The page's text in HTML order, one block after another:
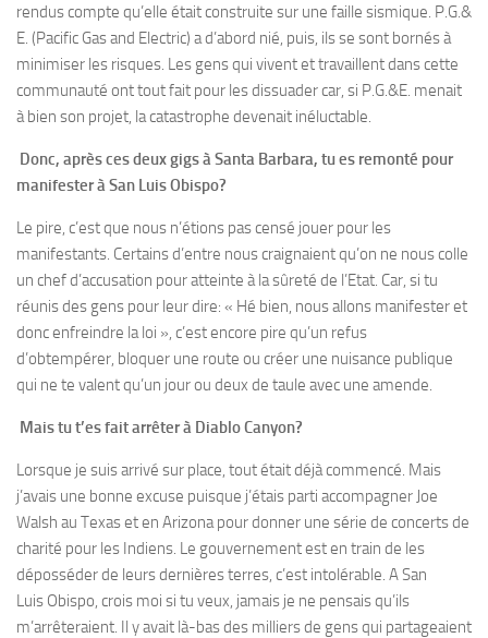
rendus compte qu’elle était construite sur une faille sismique. P.G.&
E. (Pacific Gas and Electric) a d’abord nié, puis, ils se sont bornés à
minimiser les risques. Les gens qui vivent et travaillent dans cette
communauté ont tout fait pour les dissuader car, si P.G.&E. menait
à bien son projet, la catastrophe devenait inéluctable.
Donc, après ces deux gigs à Santa Barbara, tu es remonté pour
manifester à San Luis Obispo?
Le pire, c’est que nous n’étions pas censé jouer pour les
manifestants. Certains d’entre nous craignaient qu’on ne nous colle
un chef d’accusation pour atteinte à la sûreté de l’Etat. Car, si tu
réunis des gens pour leur dire: « Hé bien, nous allons manifester et
donc enfreindre la loi », c’est encore pire qu’un refus
d’obtempérer, bloquer une route ou créer une nuisance publique
qui ne te valent qu’un jour ou deux de taule avec une amende.
Mais tu t’es fait arrêter à Diablo Canyon?
Lorsque je suis arrivé sur place, tout était déjà commencé. Mais
j’avais une bonne excuse puisque j’étais parti accompagner Joe
Walsh au Texas et en Arizona pour donner une série de concerts de
charité pour les Indiens. Le gouvernement est en train de les
déposséder de leurs dernières terres, c’est intolérable. A San
Luis Obispo, crois moi si tu veux, jamais je ne pensais qu’ils
m’arrêteraient. Il y avait là-bas des milliers de gens qui partageaient